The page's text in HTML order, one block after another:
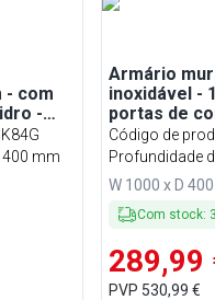
- com
-
mm
Armário
inoxidável -
portas de
650mm de
Código de
Profundidade
W 1000 x D
Com stock: 3
289,99
PVP 530,99 €